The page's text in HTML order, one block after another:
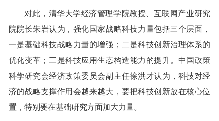
对此，清华大学经济管理学院教授、互联网产业研究
院院长朱岩认为，强化国家战略科技力量包括三个层面，
一是基础科技战略力量的增强；二是科技创新治理体系的
优化变革；三是科技应用生态构造能力的提升。中国政策
科学研究会经济政策委员会副主任徐洪才认为，科技对经
济的战略支撑作用会越来越大，要把科技创新放在核心位
置，特别要在基础研究方面加大力量。